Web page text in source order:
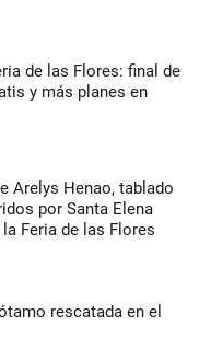
de las Flores: final de
y más planes en
Arelys Henao, tablado
por Santa Elena
Feria de las Flores
rescatada en el